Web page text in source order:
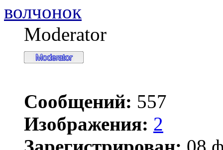
волчонок
Moderator
Сообщений: 557
Изображения: 2